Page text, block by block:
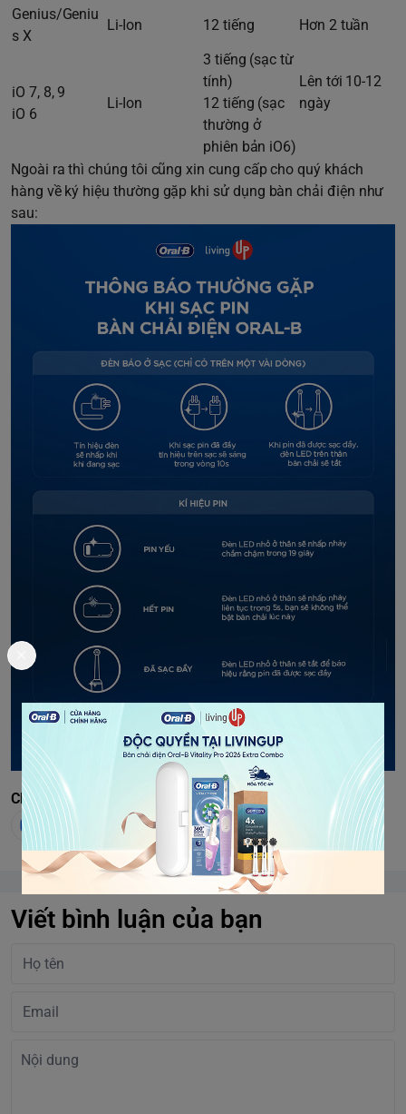
Genius/Geniu
s X
Li-Ion 12 tiếng Hơn 2 tuần
iO 7, 8, 9
iO 6
Li-Ion
3 tiếng (sạc từ
tính)
12 tiếng (sạc
thường ở
phiên bản iO6)
Lên tới 10-12
ngày
Ngoài ra thì chúng tôi cũng xin cung cấp cho quý khách
hàng về ký hiệu thường gặp khi sử dụng bàn chải điện như
sau:
Chia sẻ
Viết bình luận của bạn